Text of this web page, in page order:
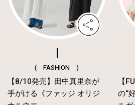
( FASHION )
【8/10発売】田中真里奈が
手がける《ファッジ オリジ
【
の“